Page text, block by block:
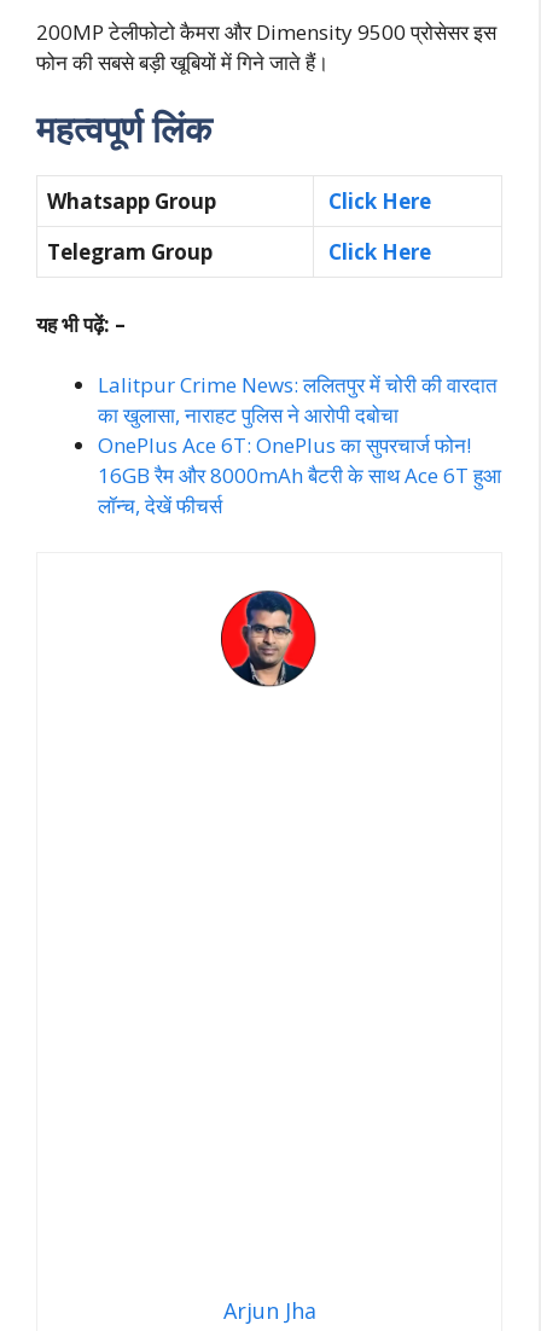
200MP टेलीफोटो कैमरा और Dimensity 9500 प्रोसेसर इस
फोन की सबसे बड़ी खूबियों में गिने जाते हैं।
महत्वपूर्ण लिंक
Whatsapp Group
Click Here
Telegram Group
Click Here
यह भी पढ़ें: –
Lalitpur Crime News: ललितपुर में चोरी की वारदात
का खुलासा, नाराहट पुलिस ने आरोपी दबोचा
OnePlus Ace 6T: OnePlus का सुपरचार्ज फोन!
16GB रैम और 8000mAh बैटरी के साथ Ace 6T हुआ
लॉन्च, देखें फीचर्स
Arjun Jha